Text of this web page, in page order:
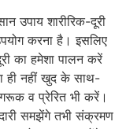
उपाय शारीरिक-दूरी
करना है। इसलिए
का हमेशा पालन करें
ही नहीं खुद के साथ-
व प्रेरित भी करें।
समझेंगे तभी संक्रमण